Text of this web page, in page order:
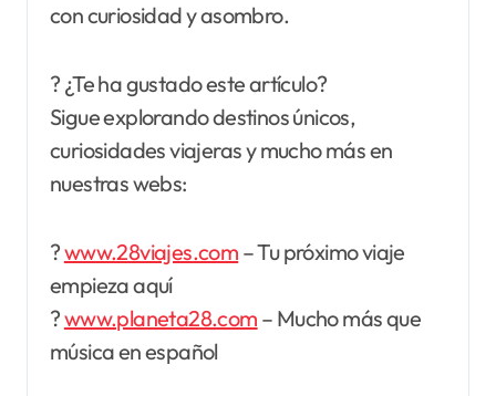
con curiosidad y asombro.
? ¿Te ha gustado este artículo?
Sigue explorando destinos únicos,
curiosidades viajeras y mucho más en
nuestras webs:
?www.28viajes.com – Tu próximo viaje
empieza aquí
?www.planeta28.com – Mucho más que
música en español